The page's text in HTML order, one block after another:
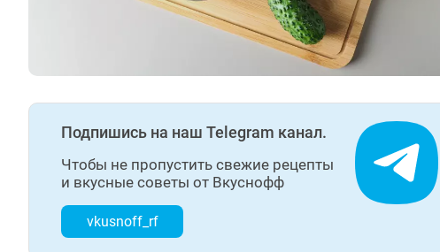
Подпишись на наш Telegram канал.
Чтобы не пропустить свежие рецепты
и вкусные советы от Вкуснофф
vkusnoff_rf